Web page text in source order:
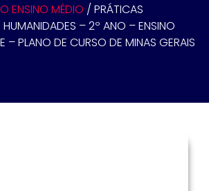
ENSINO MÉDIO / PRÁTICAS
– 2º ANO – ENSINO
– PLANO DE CURSO DE MINAS GERAIS